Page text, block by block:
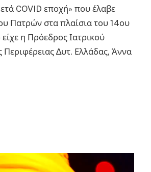
COVID εποχή» που έλαβε
Πατρών στα πλαίσια του 14ου
η Πρόεδρος Ιατρικού
∆υτ. Ελλάδας, Άννα